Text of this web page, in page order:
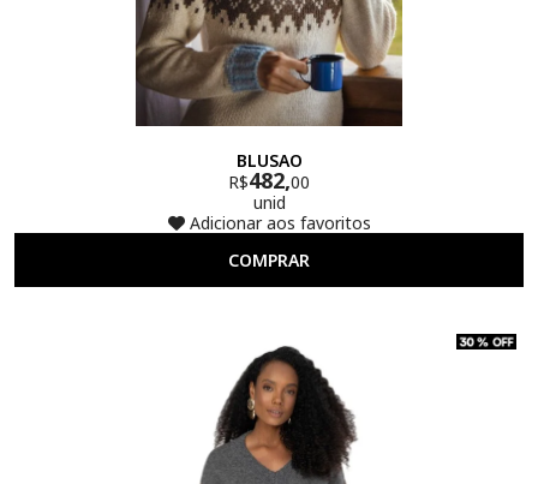
BLUSAO
R$482,00
unid
Adicionar aos favoritos
COMPRAR